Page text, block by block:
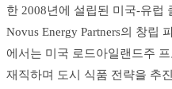
한 2008년에 설립된 미국-유럽
Novus Energy Partners의 창립
에서는 미국 로드아일랜드주
재직하며 도시 식품 전략을 추